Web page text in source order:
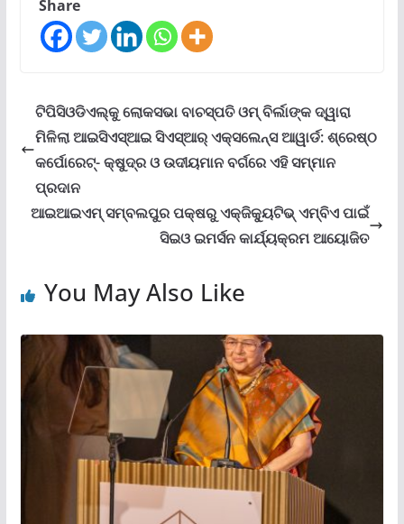
Share
ଟିପିସିଓଡିଏଲ୍‌କୁ ଲୋକସଭା ବାଚସ୍ପତି ଓମ୍ ବିର୍ଲାଙ୍କ ଦ୍ୱାରା
ମିଳିଲା ଆଇସିଏସ୍‌ଆଇ ସିଏସ୍‌ଆର୍ ଏକ୍ସଲେନ୍ସ ଆୱାର୍ଡ: ଶ୍ରେଷ୍ଠ
କର୍ପୋରେଟ୍‌- କ୍ଷୁଦ୍ର ଓ ଉଦୀୟମାନ ବର୍ଗରେ ଏହି ସମ୍ମାନ
ପ୍ରଦାନ
ଆଇଆଇଏମ୍ ସମ୍ବଲପୁର ପକ୍ଷରୁ ଏକ୍‌ଜିକ୍ୟୁଟିଭ୍ ଏମ୍‌ବିଏ ପାଇଁ
ସିଇଓ ଇମର୍ସନ କାର୍ଯ୍ୟକ୍ରମ ଆୟୋଜିତ
You May Also Like